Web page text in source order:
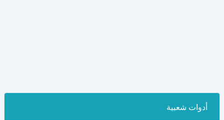
أدوات شعبية